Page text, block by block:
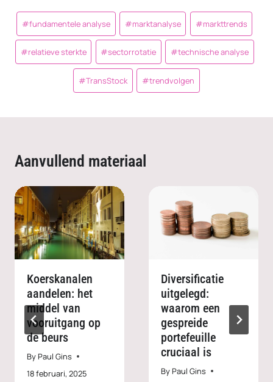
Post
Tags:
#fundamentele analyse #marktanalyse #markttrends
#relatieve sterkte #sectorrotatie #technische analyse
#TransStock #trendvolgen
Aanvullend materiaal
Koerskanalen
aandelen: het
middel van
vooruitgang op
de beurs
ByPaul Gins
18 februari, 2025
Diversificatie
uitgelegd:
waarom een
gespreide
portefeuille
cruciaal is
ByPaul Gins